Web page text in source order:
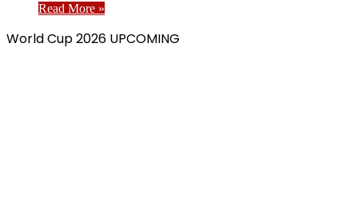
Read More »
World Cup 2026 UPCOMING